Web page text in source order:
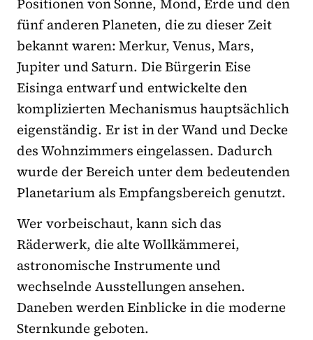
fünf anderen Planeten, die zu dieser Zeit
bekannt waren: Merkur, Venus, Mars,
Jupiter und Saturn. Die Bürgerin Eise
Eisinga entwarf und entwickelte den
komplizierten Mechanismus hauptsächlich
eigenständig. Er ist in der Wand und Decke
des Wohnzimmers eingelassen. Dadurch
wurde der Bereich unter dem bedeutenden
Planetarium als Empfangsbereich genutzt.
Wer vorbeischaut, kann sich das
Räderwerk, die alte Wollkämmerei,
astronomische Instrumente und
wechselnde Ausstellungen ansehen.
Daneben werden Einblicke in die moderne
Sternkunde geboten.